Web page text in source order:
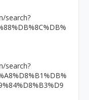
search?
search?